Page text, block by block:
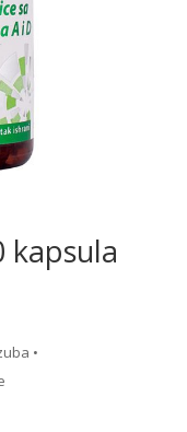
kapsula
•